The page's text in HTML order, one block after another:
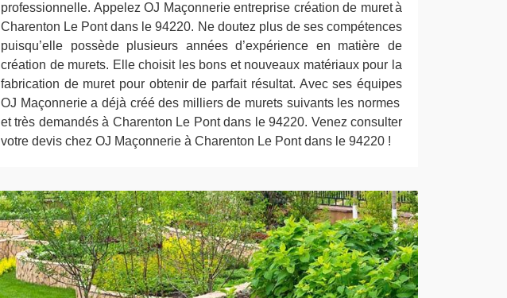
professionnelle. Appelez OJ Maçonnerie entreprise création de muret à
Charenton Le Pont dans le 94220. Ne doutez plus de ses compétences
puisqu’elle possède plusieurs années d’expérience en matière de
création de murets. Elle choisit les bons et nouveaux matériaux pour la
fabrication de muret pour obtenir de parfait résultat. Avec ses équipes
OJ Maçonnerie a déjà créé des milliers de murets suivants les normes
et très demandés à Charenton Le Pont dans le 94220. Venez consulter
votre devis chez OJ Maçonnerie à Charenton Le Pont dans le 94220 !